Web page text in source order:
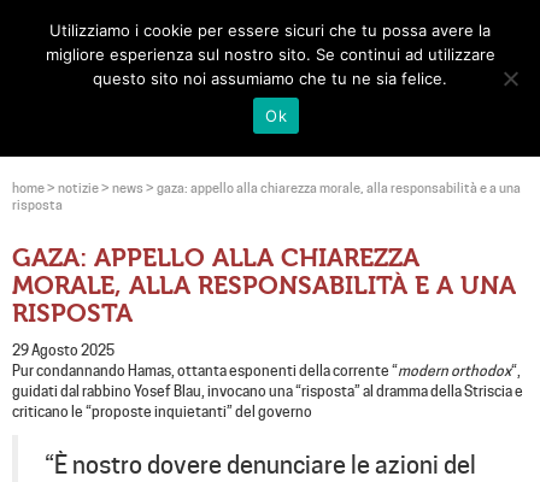
Toggle
home> notizie> news > gaza: appello alla chiarezza morale, alla responsabilità e a una
risposta
GAZA: APPELLO ALLA CHIAREZZA
MORALE, ALLA RESPONSABILITÀ E A UNA
RISPOSTA
29 Agosto 2025
Pur condannando Hamas, ottanta esponenti della corrente “modern orthodox“,
guidati dal rabbino Yosef Blau, invocano una “risposta” al dramma della Striscia e
criticano le “proposte inquietanti” del governo
“È nostro dovere denunciare le azioni del
Utilizziamo i cookie per essere sicuri che tu possa avere la
migliore esperienza sul nostro sito. Se continui ad utilizzare
questo sito noi assumiamo che tu ne sia felice.
Ok